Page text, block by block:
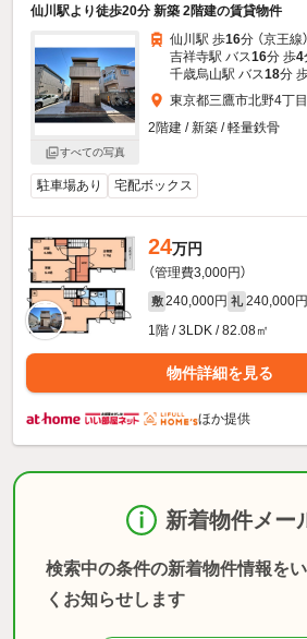
仙川駅より徒歩20分 新築 2階建の賃貸物件
すべての写真
仙川駅 歩16分 （京王線）
吉祥寺駅 バス16分 歩4
千歳烏山駅 バス18分
東京都三鷹市北野4丁目
2階建 / 新築 / 軽量鉄骨
駐車場あり 宅配ボックス
24万円
（管理費3,000円）
敷 240,000円 礼 240,000円
1階 / 3LDK / 82.08㎡
物件詳細を見る
ほか提供
新着物件メー
検索中の条件の新着物件情報を
くお知らせします